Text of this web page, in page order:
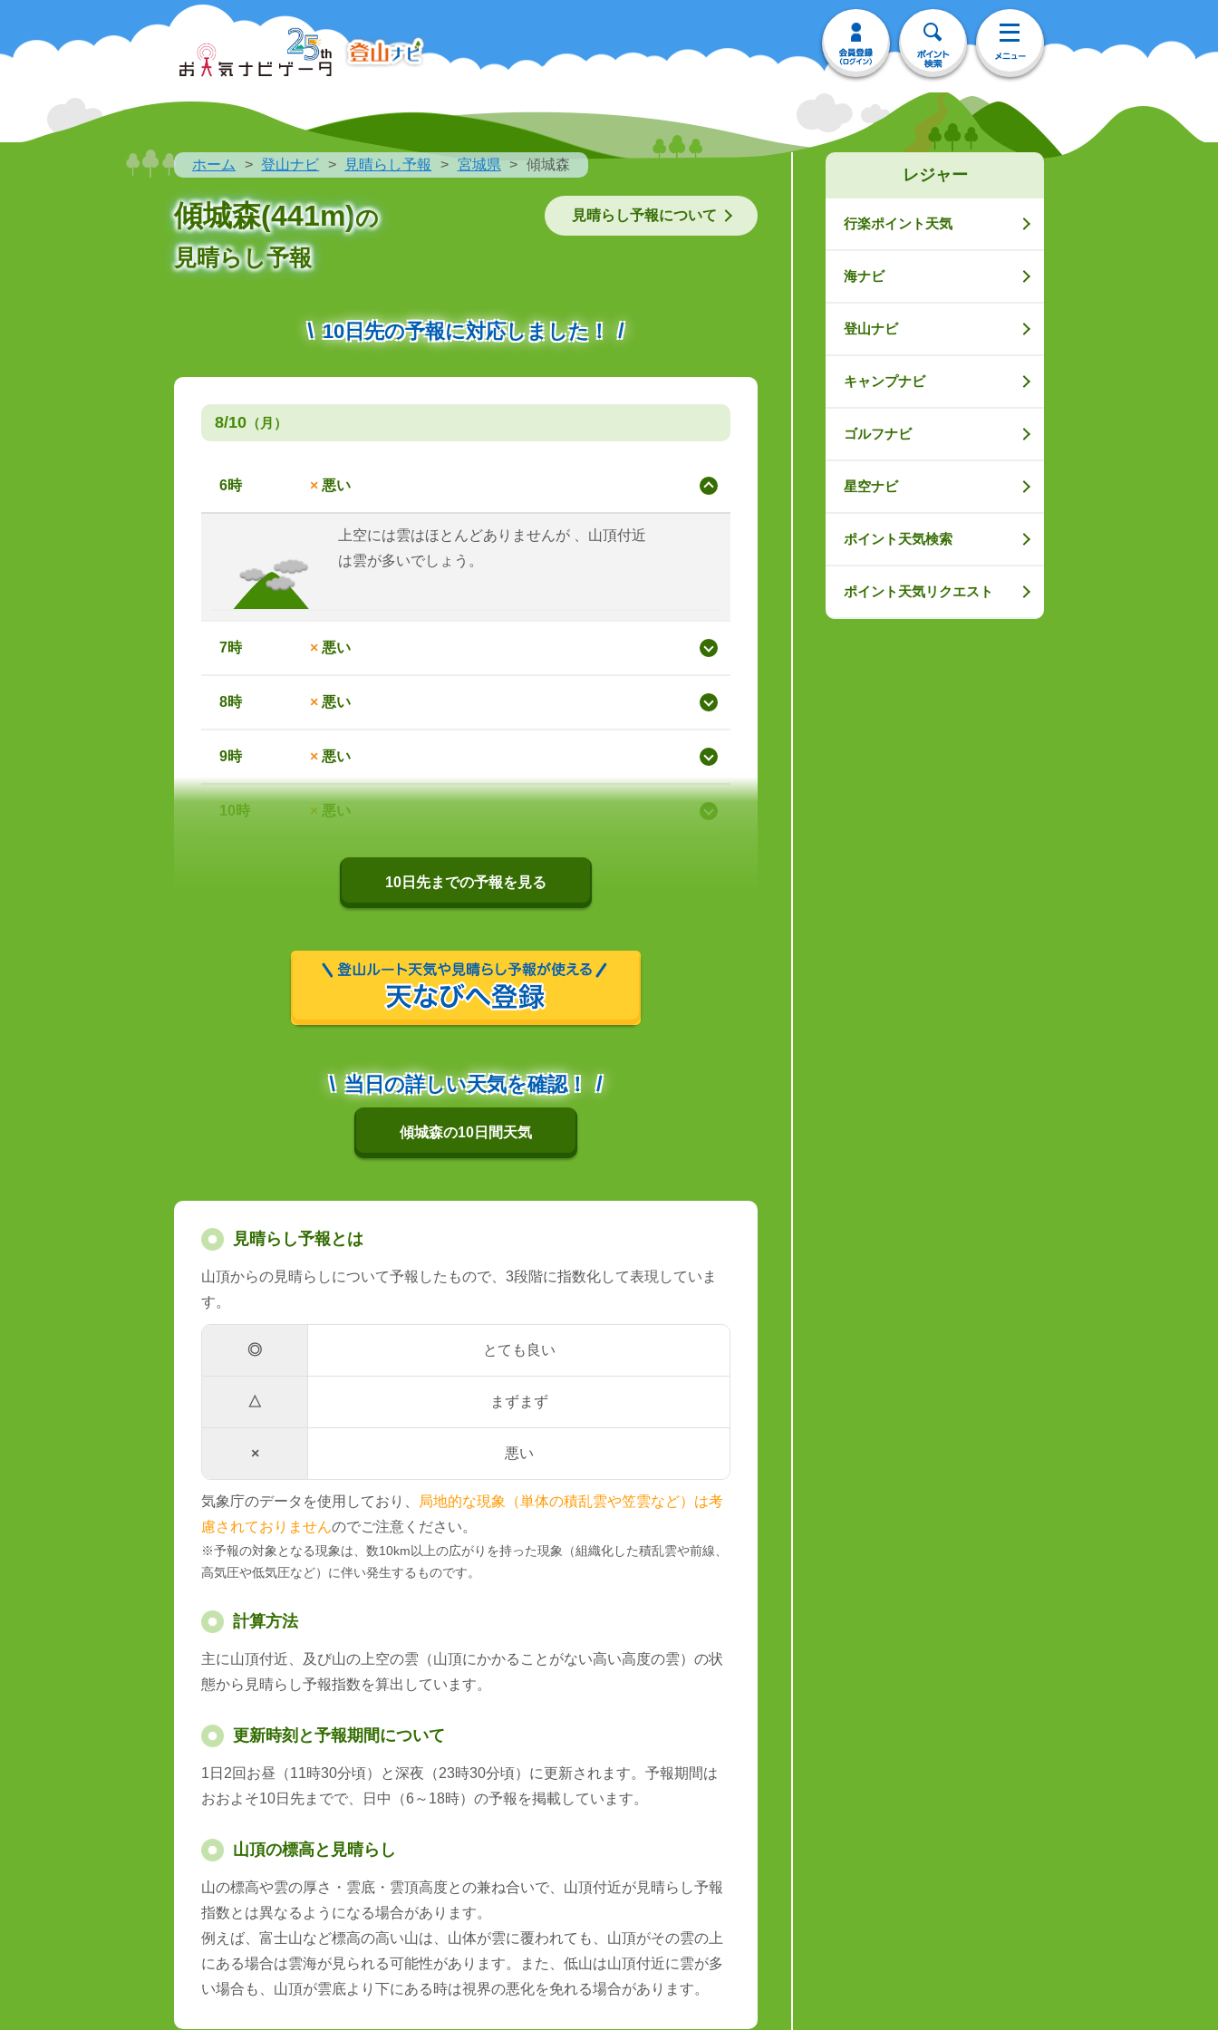
ホーム 登山ナビ 見晴らし予報 宮城県 傾城森
傾城森(441m)の
見晴らし予報
見晴らし予報について
10日先の予報に対応しました！
8/10 （月）
6時 × 悪い
上空には雲はほとんどありませんが 、山頂付近
は雲が多いでしょう。
7時 × 悪い
8時 × 悪い
9時 × 悪い
10時 × 悪い
10日先までの予報を見る
当日の詳しい天気を確認！
傾城森の10日間天気
見晴らし予報とは
山頂からの見晴らしについて予報したもので、3段階に指数化して表現していま
す。
◎ とても良い
△ まずまず
× 悪い
気象庁のデータを使用しており、
局地的な現象（単体の積乱雲や笠雲など）は考
慮されておりませんのでご注意ください。
※予報の対象となる現象は、数10km以上の広がりを持った現象（組織化した積乱雲や前線、
高気圧や低気圧など）に伴い発生するものです。
計算方法
主に山頂付近、及び山の上空の雲（山頂にかかることがない高い高度の雲）の状
態から見晴らし予報指数を算出しています。
更新時刻と予報期間について
1日2回お昼（11時30分頃）と深夜（23時30分頃）に更新されます。予報期間は
おおよそ10日先までで、日中（6～18時）の予報を掲載しています。
山頂の標高と見晴らし
山の標高や雲の厚さ・雲底・雲頂高度との兼ね合いで、山頂付近が見晴らし予報
指数とは異なるようになる場合があります。
例えば、富士山など標高の高い山は、山体が雲に覆われても、山頂がその雲の上
にある場合は雲海が見られる可能性があります。また、低山は山頂付近に雲が多
い場合も、山頂が雲底より下にある時は視界の悪化を免れる場合があります。
レジャー
行楽ポイント天気
海ナビ
登山ナビ
キャンプナビ
ゴルフナビ
星空ナビ
ポイント天気検索
ポイント天気リクエスト